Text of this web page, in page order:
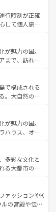
化を体験で
コンテンツ一覧
い。
フタヌーン
、サッカー観
イギリスを旅
行時刻が正確
して個人旅行
ユニークな
も満喫する
高いが、旅行
、新
ほしい。
魅力の国。
まで、訪れる
ンターテイ
方、アメリカ
ンやイエロー
した独特の
る魅力を楽
ることができ
で構成される
。大自然の神
えばオアフ
ウアイ島が
じめ、豊かな
るハワイの
ミュージッ
イの魅力を彩
魅力の国。
ハウス、オー
アーズロッ
の熱帯雨林な
イン、オージ
ィンやダイ
はたまらな
わいつくそ
多彩な文化と
る大都市の台
都市の喧騒
新しい発見と
の食文化も魅
ァッションやK
の宮殿や伝統